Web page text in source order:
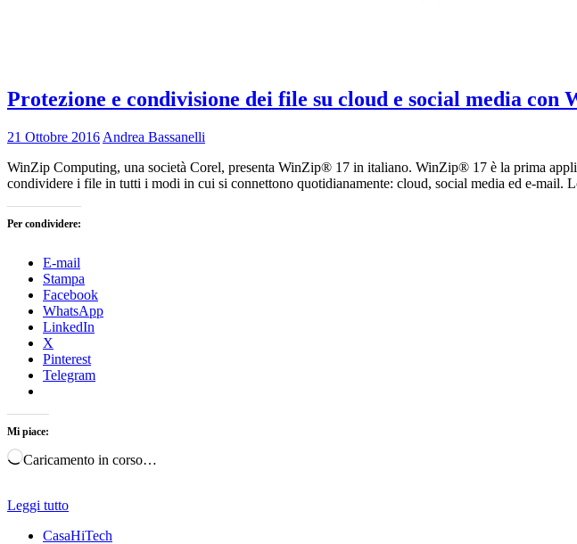
Protezione e condivisione dei file su cloud e social media con
21 Ottobre 2016 Andrea Bassanelli
WinZip Computing, una società Corel, presenta WinZip® 17 in italiano. WinZip® 17 è la prima
condividere i file in tutti i modi in cui si connettono quotidianamente: cloud, social media ed e-
Per condividere:
E-mail
Stampa
Facebook
WhatsApp
LinkedIn
X
Pinterest
Telegram
Mi piace:
Caricamento in corso…
Leggi tutto
CasaHiTech